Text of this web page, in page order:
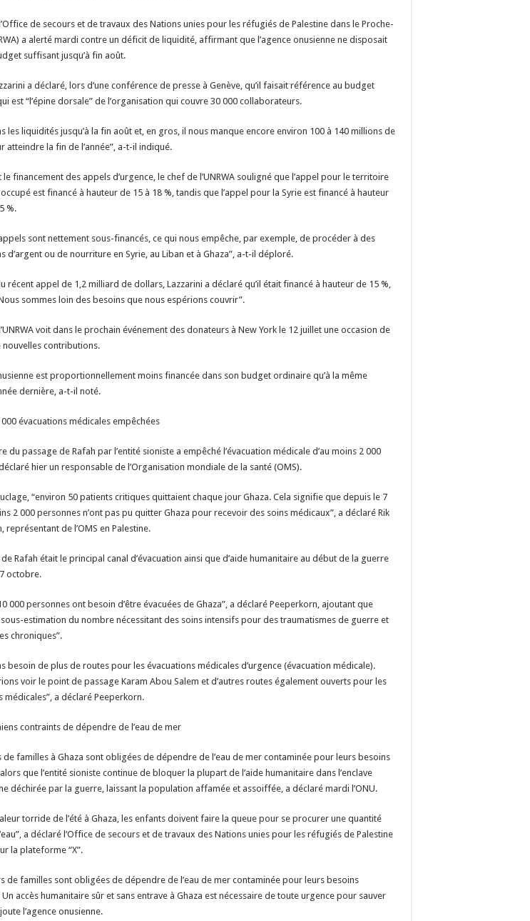
de secours et de travaux des Nations unies pour les réfugiés de Palestine dans le Proche-
a alerté mardi contre un déficit de liquidité, affirmant que l’agence onusienne ne disposait
suffisant jusqu’à fin août.
a déclaré, lors d’une conférence de presse à Genève, qu’il faisait référence au budget
est “l’épine dorsale” de l’organisation qui couvre 30 000 collaborateurs.
les liquidités jusqu’à la fin août et, en gros, il nous manque encore environ 100 à 140 millions de
atteindre la fin de l’année”, a-t-il indiqué.
le financement des appels d’urgence, le chef de l’UNRWA souligné que l’appel pour le territoire
est financé à hauteur de 15 à 18 %, tandis que l’appel pour la Syrie est financé à hauteur
%.
sont nettement sous-financés, ce qui nous empêche, par exemple, de procéder à des
d’argent ou de nourriture en Syrie, au Liban et à Ghaza”, a-t-il déploré.
récent appel de 1,2 milliard de dollars, Lazzarini a déclaré qu’il était financé à hauteur de 15 %,
sommes loin des besoins que nous espérions couvrir”.
voit dans le prochain événement des donateurs à New York le 12 juillet une occasion de
nouvelles contributions.
est proportionnellement moins financée dans son budget ordinaire qu’à la même
dernière, a-t-il noté.
évacuations médicales empêchées
du passage de Rafah par l’entité sioniste a empêché l’évacuation médicale d’au moins 2 000
hier un responsable de l’Organisation mondiale de la santé (OMS).
“environ 50 patients critiques quittaient chaque jour Ghaza. Cela signifie que depuis le 7
2 000 personnes n’ont pas pu quitter Ghaza pour recevoir des soins médicaux”, a déclaré Rik
représentant de l’OMS en Palestine.
Rafah était le principal canal d’évacuation ainsi que d’aide humanitaire au début de la guerre
octobre.
000 personnes ont besoin d’être évacuées de Ghaza”, a déclaré Peeperkorn, ajoutant que
sous-estimation du nombre nécessitant des soins intensifs pour des traumatismes de guerre et
chroniques”.
besoin de plus de routes pour les évacuations médicales d’urgence (évacuation médicale).
voir le point de passage Karam Abou Salem et d’autres routes également ouverts pour les
médicales”, a déclaré Peeperkorn.
contraints de dépendre de l’eau de mer
de familles à Ghaza sont obligées de dépendre de l’eau de mer contaminée pour leurs besoins
que l’entité sioniste continue de bloquer la plupart de l’aide humanitaire dans l’enclave
déchirée par la guerre, laissant la population affamée et assoiffée, a déclaré mardi l’ONU.
torride de l’été à Ghaza, les enfants doivent faire la queue pour se procurer une quantité
a déclaré l’Office de secours et de travaux des Nations unies pour les réfugiés de Palestine
la plateforme “X”.
de familles sont obligées de dépendre de l’eau de mer contaminée pour leurs besoins
accès humanitaire sûr et sans entrave à Ghaza est nécessaire de toute urgence pour sauver
l’agence onusienne.